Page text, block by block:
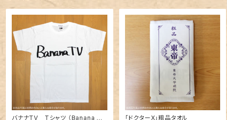
バナナTV Tシャツ （Banana T
「ドクターX」粗品タオル